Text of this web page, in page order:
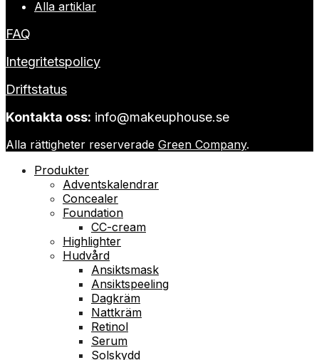
Alla artiklar
FAQ
Integritetspolicy
Driftstatus
Kontakta oss: info@makeuphouse.se
Alla rättigheter reserverade Green Company.
Produkter
Adventskalendrar
Concealer
Foundation
CC-cream
Highlighter
Hudvård
Ansiktsmask
Ansiktspeeling
Dagkräm
Nattkräm
Retinol
Serum
Solskydd